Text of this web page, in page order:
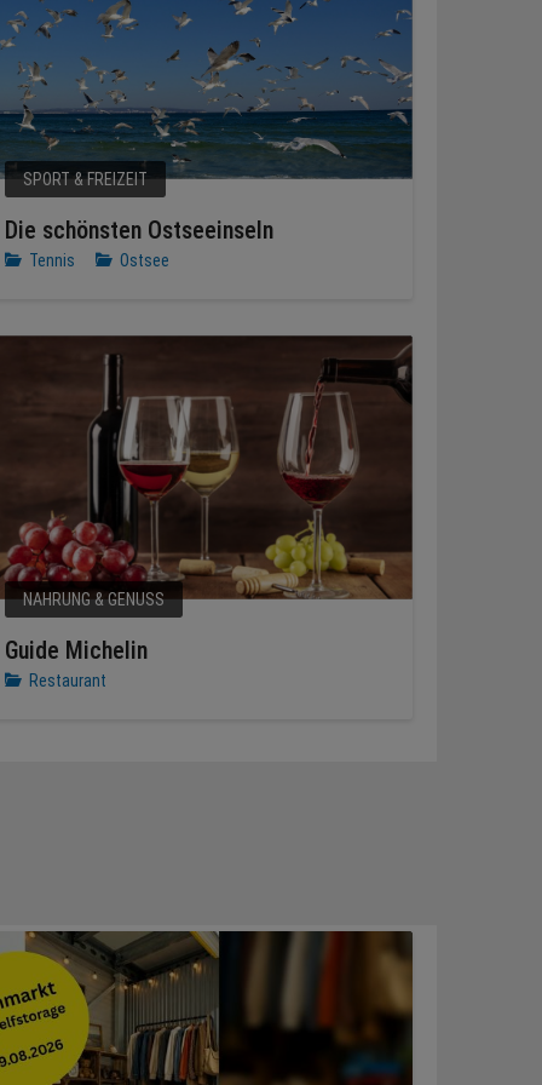
SPORT & FREIZEIT
Die schönsten Ostseeinseln
Tennis Ostsee
NAHRUNG & GENUSS
Guide Michelin
Restaurant